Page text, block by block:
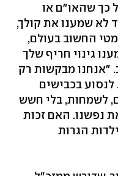
כך שהאו"ם או
לא שמענו את קולך,
החשוב בעולם,
גינוי חריף שלך
בת 11", נכתב. "אנחנו מבקשות רק
לנסוע בכבישים
לשמחות, בלי חשש
נפשנו. האם זכות
הגרות